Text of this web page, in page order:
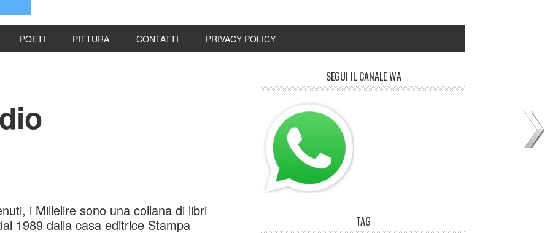
POETI PITTURA CONTATTI PRIVACY POLICY
i Millelire sono una collana di libri
1989 dalla casa editrice Stampa
SEGUI IL CANALE WA
TAG